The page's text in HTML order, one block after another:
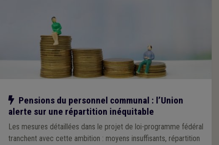
Notre action
Pensions du personnel communal : l’Union
alerte sur une répartition inéquitable
Les mesures détaillées dans le projet de loi-programme fédéral
tranchent avec cette ambition : moyens insuffisants, répartition